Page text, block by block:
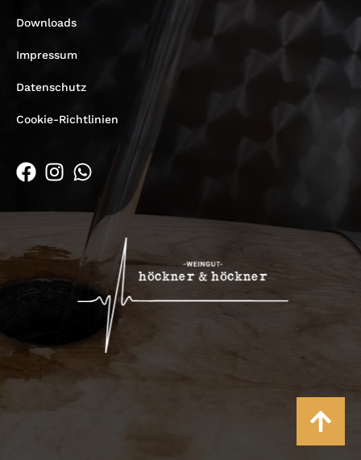
Downloads
Impressum
Datenschutz
Cookie-Richtlinien